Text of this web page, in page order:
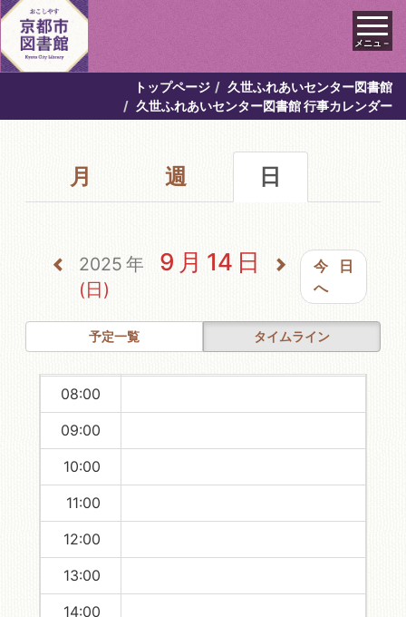
メニュ－
トップページ
久世ふれあいセンター図書館
久世ふれあいセンター図書館 行事カレンダー
月 週 日
2025年 9月14日
(日)
今日
へ
予定一覧 タイムライン
02:00
05:00
06:00
07:00
08:00
09:00
10:00
11:00
12:00
13:00
14:00